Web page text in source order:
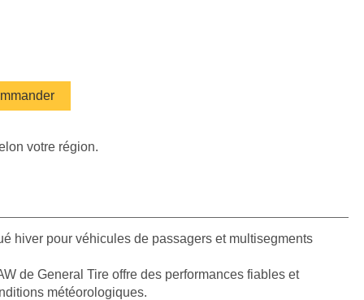
votre région.
hiver pour véhicules de passagers et multisegments
de General Tire offre des performances fiables et
météorologiques.